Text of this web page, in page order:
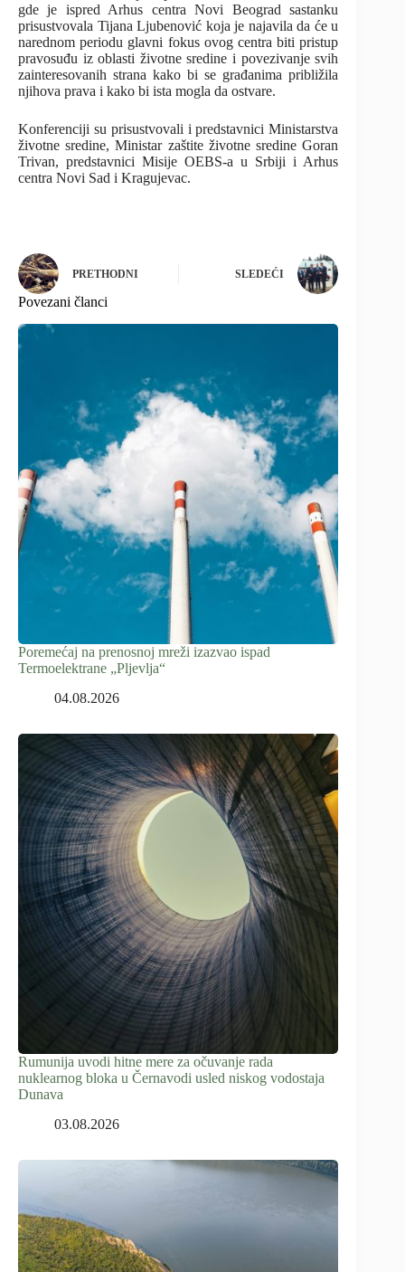
gde je ispred Arhus centra Novi Beograd sastanku
prisustvovala Tijana Ljubenović koja je najavila da će u
narednom periodu glavni fokus ovog centra biti pristup
pravosuđu iz oblasti životne sredine i povezivanje svih
zainteresovanih strana kako bi se građanima približila
njihova prava i kako bi ista mogla da ostvare.
Konferenciji su prisustvovali i predstavnici Ministarstva
životne sredine, Ministar zaštite životne sredine Goran
Trivan, predstavnici Misije OEBS-a u Srbiji i Arhus
centra Novi Sad i Kragujevac.
PRETHODNI SLEDEĆI
Povezani članci
Poremećaj na prenosnoj mreži izazvao ispad
Termoelektrane „Pljevlja“
04.08.2026
Rumunija uvodi hitne mere za očuvanje rada
nuklearnog bloka u Černavodi usled niskog vodostaja
Dunava
03.08.2026